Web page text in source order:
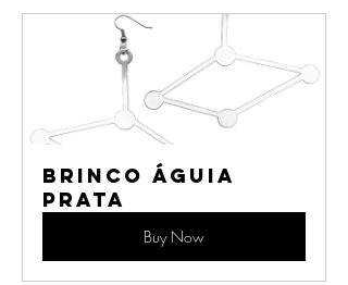
Brinco Águia
Prata
Buy Now